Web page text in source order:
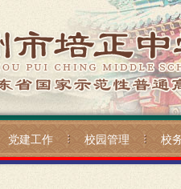
党建工作 校园管理 校